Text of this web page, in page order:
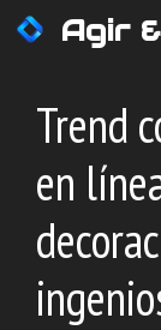
Saltar
Agir
Trend
en